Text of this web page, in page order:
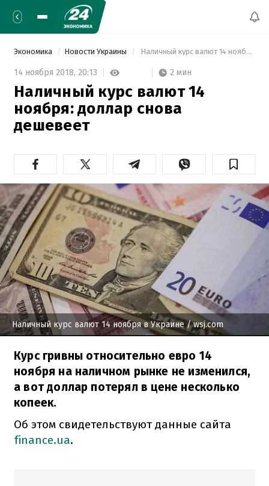
Экономика Новости Украины Наличный курс валют 14 ноября: доллар снова дешевеет
14 ноября 2018, 20:13 2 мин
Наличный курс валют 14
ноября: доллар снова
дешевеет
Наличный курс валют 14 ноября в Украине/ wsj.com
Курс гривны относительно евро 14
ноября на наличном рынке не изменился,
а вот доллар потерял в цене несколько
копеек.
Об этом свидетельствуют данные сайта
finance.ua.